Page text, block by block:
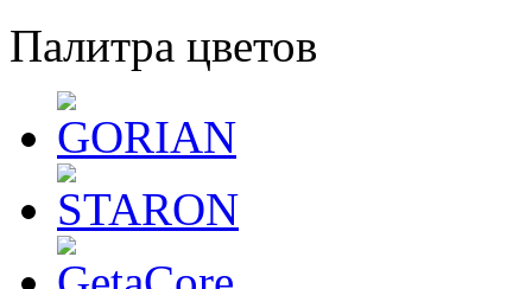
Палитра цветов